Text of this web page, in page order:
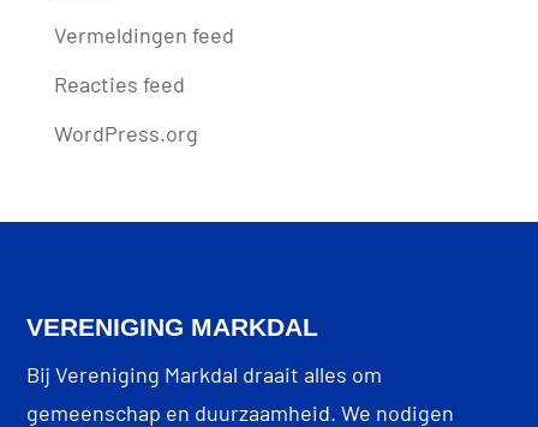
Vermeldingen feed
Reacties feed
WordPress.org
VERENIGING MARKDAL
Bij Vereniging Markdal draait alles om
gemeenschap en duurzaamheid. We nodigen